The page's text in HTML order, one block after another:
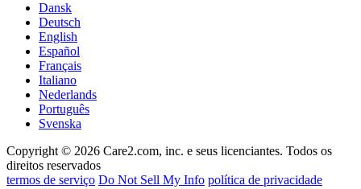
Dansk
Deutsch
English
Español
Français
Italiano
Nederlands
Português
Svenska
Copyright © 2026 Care2.com, inc. e seus licenciantes. Todos os
direitos reservados
termos de serviço Do Not Sell My Info política de privacidade